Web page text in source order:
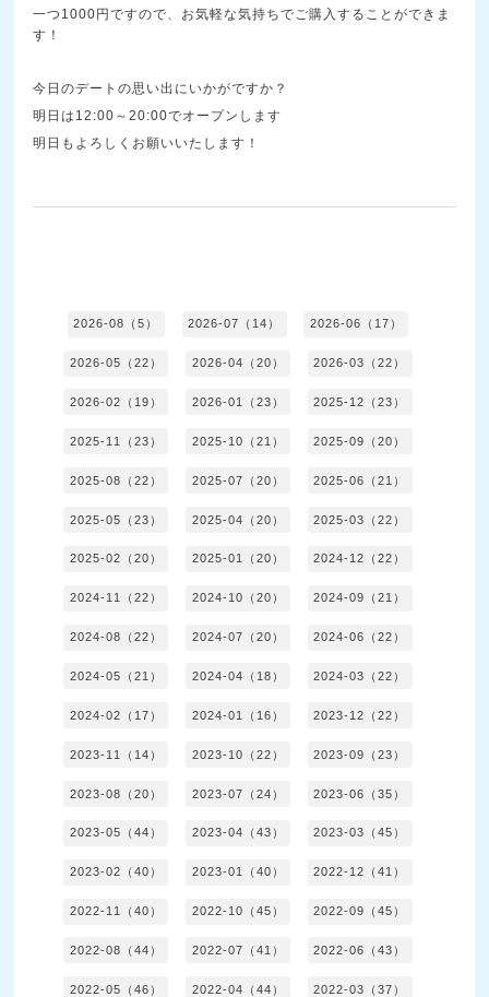
一つ1000円ですので、お気軽な気持ちでご購入することができま
す！
今日のデートの思い出にいかがですか？
明日は12:00～20:00でオープンします
明日もよろしくお願いいたします！
2026-08（5） 2026-07（14） 2026-06（17）
2026-05（22） 2026-04（20） 2026-03（22）
2026-02（19） 2026-01（23） 2025-12（23）
2025-11（23） 2025-10（21） 2025-09（20）
2025-08（22） 2025-07（20） 2025-06（21）
2025-05（23） 2025-04（20） 2025-03（22）
2025-02（20） 2025-01（20） 2024-12（22）
2024-11（22） 2024-10（20） 2024-09（21）
2024-08（22） 2024-07（20） 2024-06（22）
2024-05（21） 2024-04（18） 2024-03（22）
2024-02（17） 2024-01（16） 2023-12（22）
2023-11（14） 2023-10（22） 2023-09（23）
2023-08（20） 2023-07（24） 2023-06（35）
2023-05（44） 2023-04（43） 2023-03（45）
2023-02（40） 2023-01（40） 2022-12（41）
2022-11（40） 2022-10（45） 2022-09（45）
2022-08（44） 2022-07（41） 2022-06（43）
2022-05（46） 2022-04（44） 2022-03（37）